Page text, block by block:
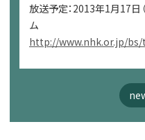
放送予定：2013年1月17日
ム
http://www.nhk.or.jp/